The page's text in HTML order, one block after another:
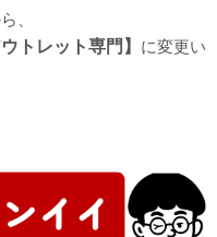
、
トレット専門】 に変更い